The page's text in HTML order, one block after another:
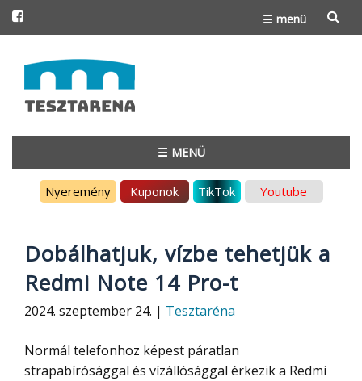
☰ menü
to
content
☰ MENÜ
Nyeremény Kuponok TikTok Youtube
Dobálhatjuk, vízbe tehetjük a
Redmi Note 14 Pro-t
2024. szeptember 24. | Tesztaréna
Normál telefonhoz képest páratlan
strapabírósággal és vízállósággal érkezik a Redmi